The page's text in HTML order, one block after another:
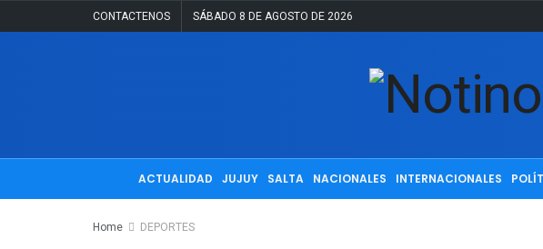
CONTACTENOS SÁBADO 8 DE AGOSTO DE 2026
ACTUALIDAD JUJUY SALTA NACIONALES INTERNACIONALES
Home DEPORTES